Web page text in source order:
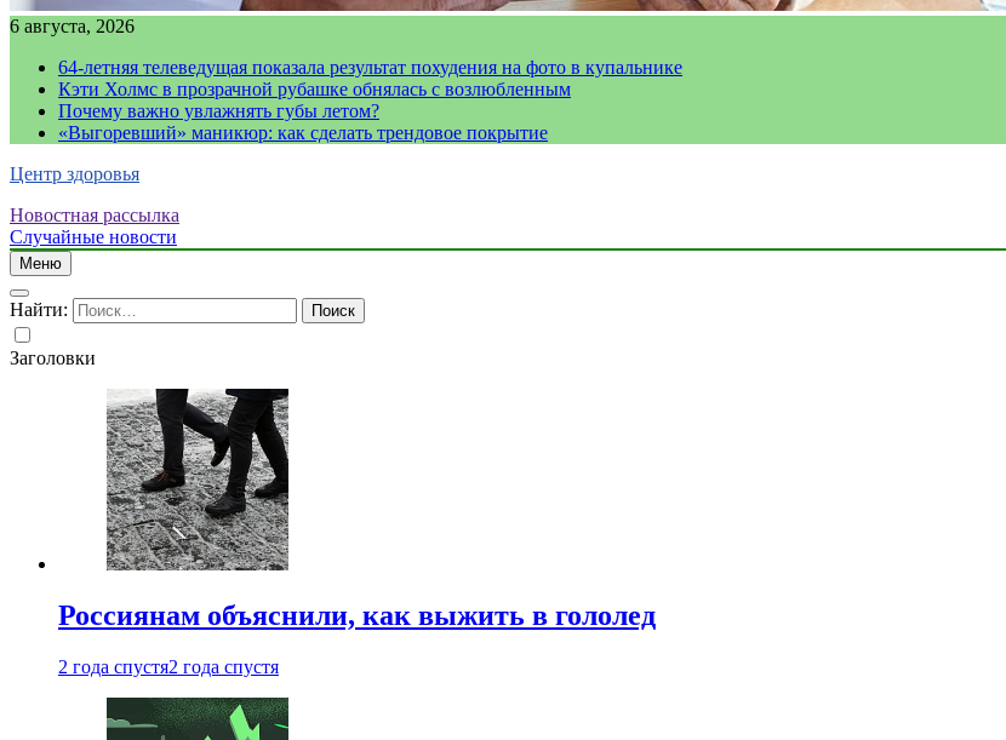
6 августа, 2026
64-летняя телеведущая показала результат похудения на фото в купальнике
Кэти Холмс в прозрачной рубашке обнялась с возлюбленным
Почему важно увлажнять губы летом?
«Выгоревший» маникюр: как сделать трендовое покрытие
Центр здоровья
Новостная рассылка
Случайные новости
Меню
Найти:
Заголовки
Россиянам объяснили, как выжить в гололед
2 года спустя2 года спустя